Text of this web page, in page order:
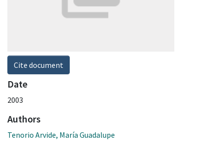
Cite document
Date
2003
Authors
Tenorio Arvide, María Guadalupe